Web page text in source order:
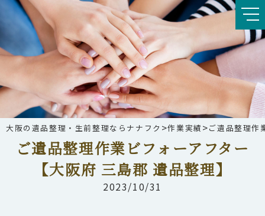
大阪の遺品整理・生前整理ならナナフク >作業実績 >ご遺品整理作
ご遺品整理作業ビフォーアフター
【大阪府 三島郡 遺品整理】
2023/10/31